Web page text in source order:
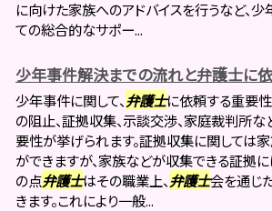
に向けた家族へのアドバイスを行うなど、
ての総合的なサポー...
少年事件解決までの流れと弁護士に
少年事件に関して、 弁護士に依頼する重要
の阻止、証拠収集、示談交渉、家庭裁判所
要性が挙げられます。証拠収集に関しては
ができますが、家族などが収集できる証拠に
の点弁護士はその職業上、 弁護士会を通じ
きます。これにより一般...